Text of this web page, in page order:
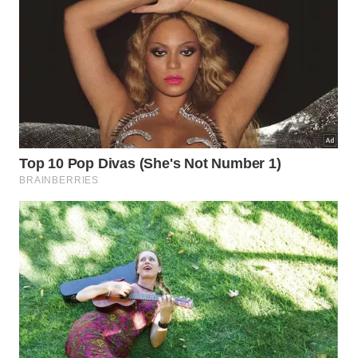
Norton Nascimento
Norton Nascimento
Em 2003, o então ator da Globo passou por
um transplante de coração. A gravidade do caso
levou o artista a se tornar um dos seis casos
prioritários para em São Paulo em uma lista de 60
pessoas. O órgão que Nascimento recebeu foi de
um médico chamado Ricardo Veiga, que morreu em
um acidente de carro no Rio de Janeiro. Apesar de
todo o procedimento ter sido um sucesso,
Norton não resistiu a uma parada
cardíaca provocada por infecção pulmonar em 21
de dezembro de 2007.